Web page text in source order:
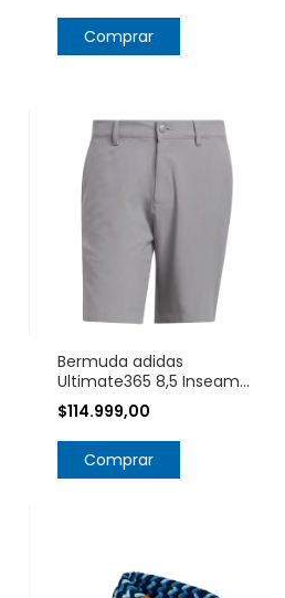
Comprar
Bermuda adidas
Ultimate365 8,5 Inseam
HR7939
$114.999,00
Comprar